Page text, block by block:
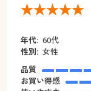
年代: 60代
性別: 女性
品質
お買い得感